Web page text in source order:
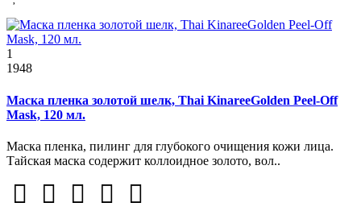
1
1948
Маска пленка золотой шелк, Thai KinareeGolden Peel-Off
Mask, 120 мл.
Маска пленка, пилинг для глубокого очищения кожи лица.
Тайская маска содержит коллоидное золото, вол..